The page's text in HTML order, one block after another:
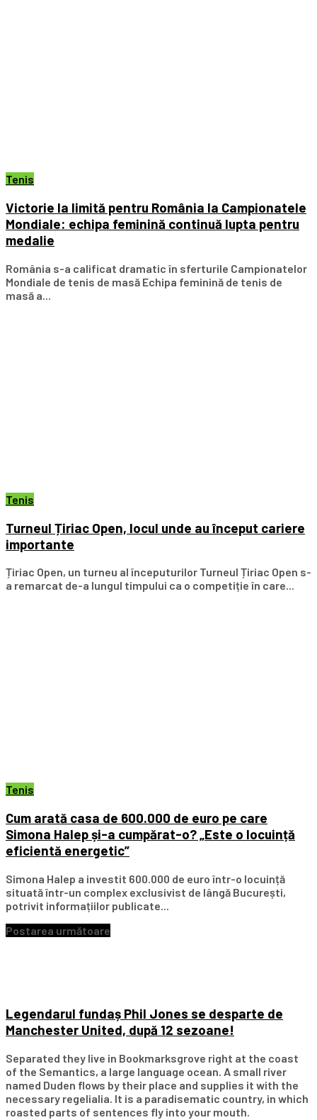
Tenis
Victorie la limită pentru România la Campionatele
Mondiale: echipa feminină continuă lupta pentru
medalie
România s-a calificat dramatic în sferturile Campionatelor
Mondiale de tenis de masă Echipa feminină de tenis de
masă a...
Tenis
Turneul Țiriac Open, locul unde au început cariere
importante
Țiriac Open, un turneu al începuturilor Turneul Țiriac Open s-
a remarcat de-a lungul timpului ca o competiție în care...
Tenis
Cum arată casa de 600.000 de euro pe care
Simona Halep și-a cumpărat-o? „Este o locuință
eficientă energetic”
Simona Halep a investit 600.000 de euro într-o locuință
situată într-un complex exclusivist de lângă București,
potrivit informațiilor publicate...
Postarea următoare
Legendarul fundaș Phil Jones se desparte de
Manchester United, după 12 sezoane!
Separated they live in Bookmarksgrove right at the coast
of the Semantics, a large language ocean. A small river
named Duden flows by their place and supplies it with the
necessary regelialia. It is a paradisematic country, in which
roasted parts of sentences fly into your mouth.